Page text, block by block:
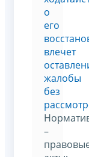
о
его
влечет
жалобы
без
–